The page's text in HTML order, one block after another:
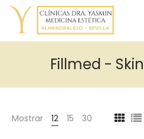
Fillmed -
Mostrar 12 15 30